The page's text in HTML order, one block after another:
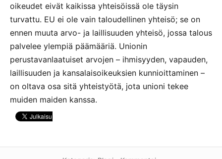
oikeudet eivät kaikissa yhteisöissä ole täysin
turvattu. EU ei ole vain taloudellinen yhteisö; se on
ennen muuta arvo- ja laillisuuden yhteisö, jossa talous
palvelee ylempiä päämääriä. Unionin
perustavanlaatuiset arvojen – ihmisyyden, vapauden,
laillisuuden ja kansalaisoikeuksien kunnioittaminen –
on oltava osa sitä yhteistyötä, jota unioni tekee
muiden maiden kanssa.